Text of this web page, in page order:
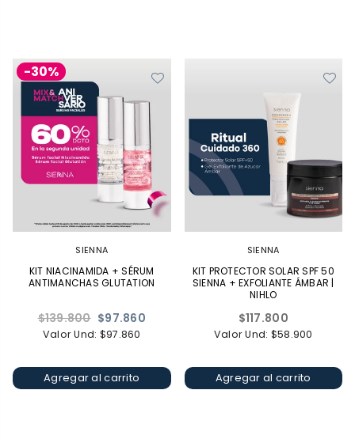
-30%
SIENNA
KIT NIACINAMIDA + SÉRUM
ANTIMANCHAS GLUTATION
Precio
habitual
$139.800 $97.860
Valor Und: $97.860
Agregar al carrito
SIENNA
KIT PROTECTOR SOLAR SPF 50
SIENNA + EXFOLIANTE ÁMBAR |
NIHLO
Precio
habitual
$117.800
Valor Und: $58.900
Agregar al carrito